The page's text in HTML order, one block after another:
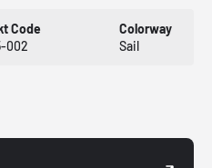
Code
002
Colorway
Sail